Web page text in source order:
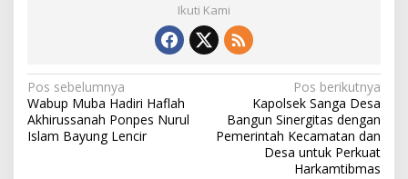
Ikuti Kami
N
a
v
Pos sebelumnya
Wabup Muba Hadiri Haflah
Akhirussanah Ponpes Nurul
Islam Bayung Lencir
Pos berikutnya
Kapolsek Sanga Desa
Bangun Sinergitas dengan
Pemerintah Kecamatan dan
Desa untuk Perkuat
Harkamtibmas